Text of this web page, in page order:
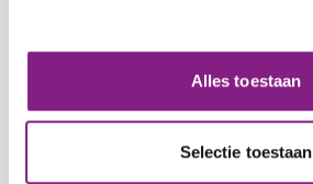
Alles toestaan
Selectie toestaan
Jouw telefoonnummer